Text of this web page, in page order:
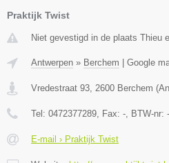
Praktijk Twist
Niet gevestigd in de plaats Thieu
Antwerpen » Berchem | Google
Vredestraat 93 2600 Berchem (
Tel: 0472377289 , Fax: - , BTW-nr: -
E-mail › Praktijk Twist